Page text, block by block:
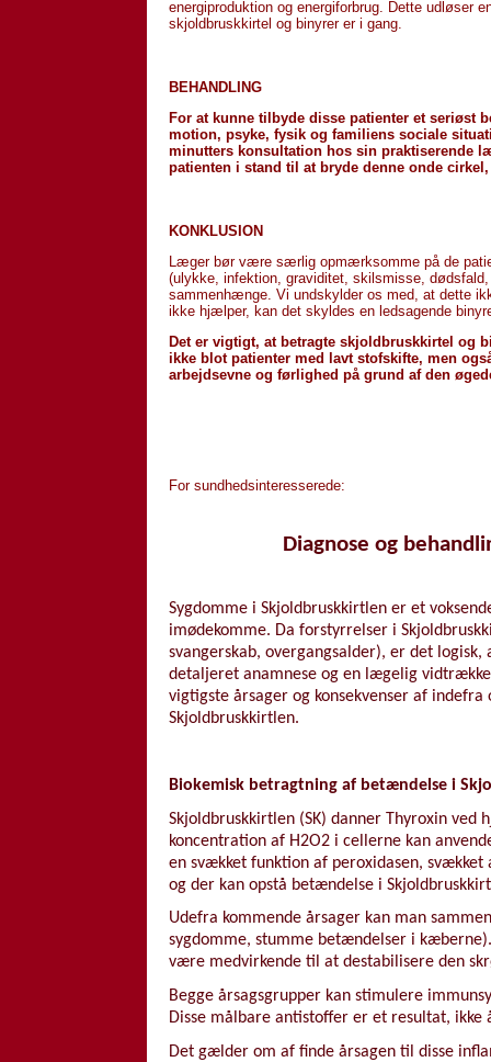
energiproduktion og energiforbrug. Dette udløser
skjoldbruskkirtel og binyrer er i gang.
BEHANDLING
For at kunne tilbyde disse patienter et seriøst
motion, psyke, fysik og familiens sociale
minutters konsultation hos sin praktiserende
patienten i stand til at bryde denne onde
KONKLUSION
Læger bør være særlig opmærksomme på de
(ulykke, infektion, graviditet, skilsmisse,
sammenhænge. Vi undskylder os med, at dette
ikke hjælper, kan det skyldes en ledsagende
Det er vigtigt, at betragte skjoldbruskkirtel og
ikke blot patienter med lavt stofskifte, men
arbejdsevne og førlighed på grund af den
For sundhedsinteresserede:
Diagnose og
Sygdomme i Skjoldbruskkirtlen er et
imødekomme. Da forstyrrelser i
svangerskab, overgangsalder), er det
detaljeret anamnese og en lægelig
vigtigste årsager og konsekvenser af
Skjoldbruskkirtlen.
Biokemisk betragtning af betændelse i
Skjoldbruskkirtlen (SK) danner Thyroxin ved
koncentration af H2O2 i cellerne kan
en svækket funktion af peroxidasen,
og der kan opstå betændelse i
Udefra kommende årsager kan man
sygdomme, stumme betændelser i
være medvirkende til at destabilisere den
Begge årsagsgrupper kan stimulere
Disse målbare antistoffer er et resultat,
Det gælder om af finde årsagen til disse